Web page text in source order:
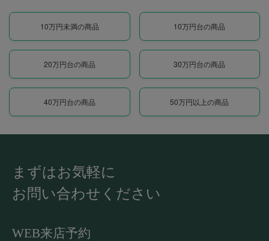
10万円未満の商品 10万円台の商品
20万円台の商品 30万円台の商品
40万円台の商品 50万円以上の商品
まずはお気軽に
お問い合わせください
WEB来店予約